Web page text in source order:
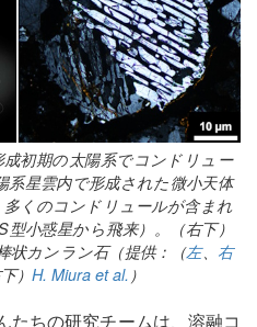
成初期の太陽系でコンドリュー
星雲内で形成された微小天体
くのコンドリュールが含まれ
小惑星から飛来）。（右下）
状カンラン石（提供：（左、 右
）H. Miura et al. ）
たちの研究チームは、溶融コ